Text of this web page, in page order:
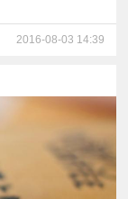
2016-08-03 14:39